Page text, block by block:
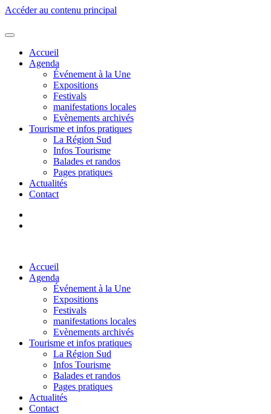
Accéder au contenu principal
Accueil
Agenda
Événement à la Une
Expositions
Festivals
manifestations locales
Evènements archivés
Tourisme et infos pratiques
La Région Sud
Infos Tourisme
Balades et randos
Pages pratiques
Actualités
Contact
Accueil
Agenda
Événement à la Une
Expositions
Festivals
manifestations locales
Evènements archivés
Tourisme et infos pratiques
La Région Sud
Infos Tourisme
Balades et randos
Pages pratiques
Actualités
Contact